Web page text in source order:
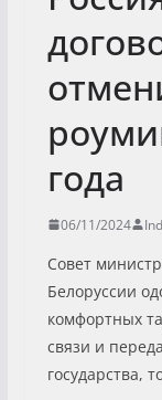
года
06/11/2024
Совет
Белоруссии
комфортных
связи и
государства,